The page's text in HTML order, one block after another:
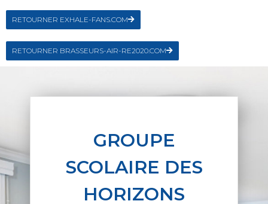
RETOURNER EXHALE-FANS.COM
RETOURNER BRASSEURS-AIR-RE2020.COM
GROUPE
SCOLAIRE DES
HORIZONS